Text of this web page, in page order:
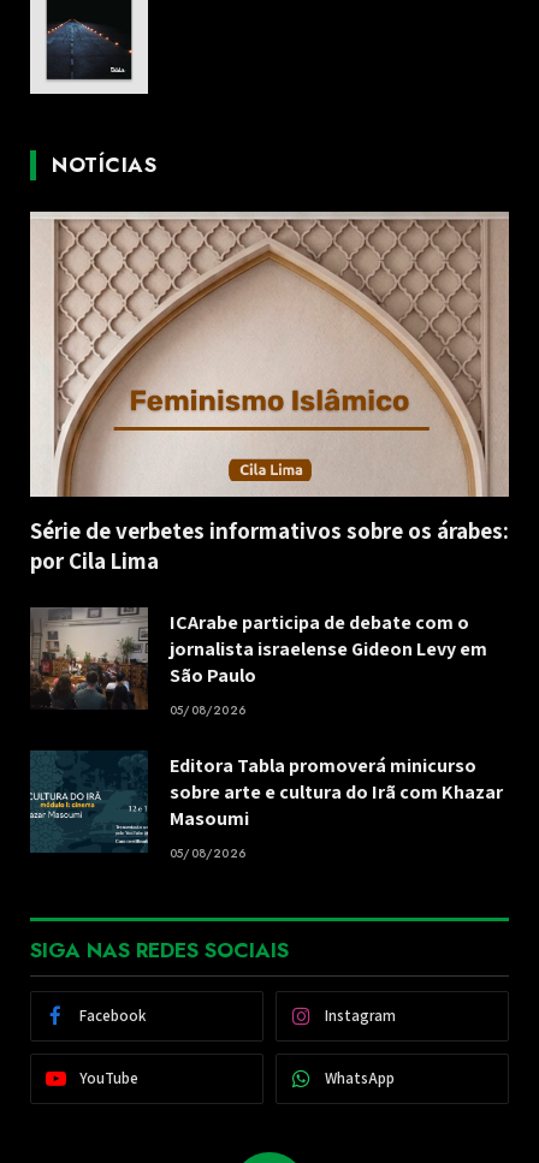
NOTÍCIAS
Série de verbetes informativos sobre os árabes:
por Cila Lima
ICArabe participa de debate com o
jornalista israelense Gideon Levy em
São Paulo
05/08/2026
Editora Tabla promoverá minicurso
sobre arte e cultura do Irã com Khazar
Masoumi
05/08/2026
SIGA NAS REDES SOCIAIS
Facebook Instagram
YouTube WhatsApp